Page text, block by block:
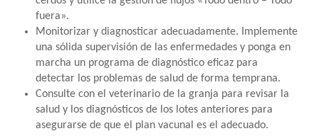
fuera».
Monitorizar y diagnosticar adecuadamente. Implemente
una sólida supervisión de las enfermedades y ponga en
marcha un programa de diagnóstico eficaz para
detectar los problemas de salud de forma temprana.
Consulte con el veterinario de la granja para revisar la
salud y los diagnósticos de los lotes anteriores para
asegurarse de que el plan vacunal es el adecuado.